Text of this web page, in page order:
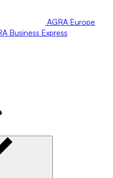
AGRA Europe
Business Express